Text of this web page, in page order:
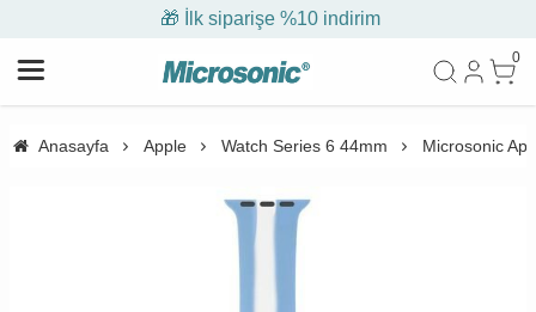
🎁 İlk siparişe %10 indirim
0
Anasayfa Apple Watch Series 6 44mm Microsonic